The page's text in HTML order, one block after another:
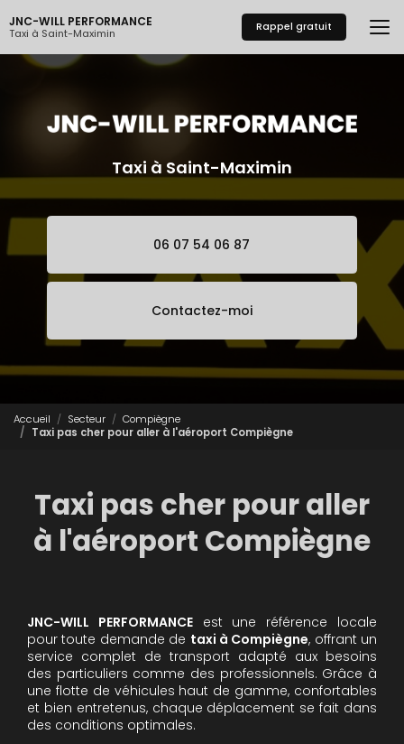
au
contenu
principal
JNC-WILL PERFORMANCE
Taxi à Saint-Maximin Rappel gratuit
Taxi à Saint-Maximin
06 07 54 06 87
Contactez-moi
Accueil Secteur
Compiègne
Taxi pas cher pour aller à l'aéroport Compiègne
Taxi pas cher pour aller
à l'aéroport Compiègne
JNC-WILL PERFORMANCEest une référence locale
pour toute demande de taxi à Compiègne, offrant un
service complet de transport adapté aux besoins
des particuliers comme des professionnels. Grâce à
une flotte de véhicules haut de gamme, confortables
et bien entretenus, chaque déplacement se fait dans
des conditions optimales.